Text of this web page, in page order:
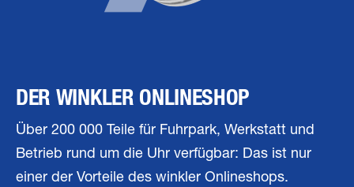
DER WINKLER ONLINESHOP
Über 200 000 Teile für Fuhrpark, Werkstatt und
Betrieb rund um die Uhr verfügbar: Das ist nur
einer der Vorteile des winkler Onlineshops.